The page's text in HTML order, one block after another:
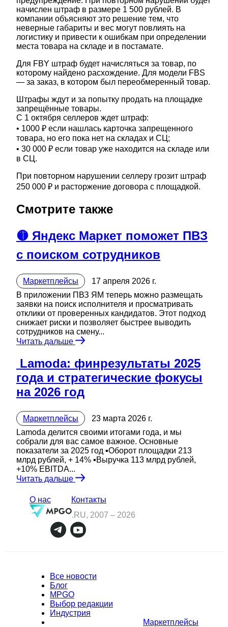
начислен штраф в размере 1 500 рублей. В
компании объясняют это решение тем, что
неверные габариты и вес могут повлиять на
логистику и привести к ошибкам при определении
места товара на складе и в постамате.
Для FBY штраф будет начисляться за товар, по
которому найдено расхождение. Для модели FBS
— за заказ, в котором был переобмеренный товар.
Штрафы ждут и за попытку продать на площадке
запрещённые товары.
С 1 октября селлеров ждет штраф:
• 1000 ₽ если нашлась карточка запрещенного
товара, но его пока нет на складах и СЦ;
• 30 000 ₽ если товар уже находится на складе или
в СЦ.
При повторном нарушении селлеру грозит штраф
250 000 ₽ и расторжение договора с площадкой.
Смотрите также
🟡 Яндекс Маркет поможет ПВЗ
с поиском сотрудников
Маркетплейсы
17 апреля 2026 г.
В приложении ПВЗ ЯМ теперь можно размещать
заявки на поиск исполнителя и просматривать
отклики от проверенных кандидатов. Этот подход
снижает риски и позволяет быстрее выводить
сотрудников на смену...
Читать дальше
️ Lamoda: финрезультаты 2025
года и стратегические фокусы
на 2026 год
Маркетплейсы
23 марта 2026 г.
Lamoda делится своими итогами года, и мы
собрали для вас самое важное. Основные
показатели за 2025 год ▪️Оборот площадки 213
млрд рублей, + 14% ▪️Выручка 113 млрд рублей,
+10% EBITDA...
Читать дальше
О нас
Контакты
.RU, 2007 – 2026
Все новости
Блог
MPGO
Выбор редакции
Индустрия
Маркетплейсы